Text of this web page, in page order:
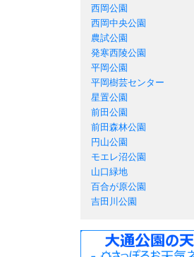
西岡公園
西岡中央公園
農試公園
発寒西陵公園
平岡公園
平岡樹芸センター
星置公園
前田公園
前田森林公園
円山公園
モエレ沼公園
山口緑地
百合が原公園
吉田川公園